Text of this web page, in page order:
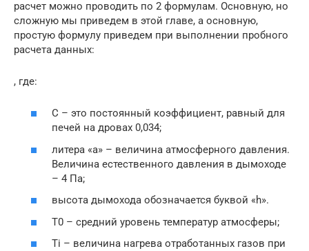
расчет можно проводить по 2 формулам. Основную, но
сложную мы приведем в этой главе, а основную,
простую формулу приведем при выполнении пробного
расчета данных:
, где:
С – это постоянный коэффициент, равный для
печей на дровах 0,034;
литера «а» – величина атмосферного давления.
Величина естественного давления в дымоходе
– 4 Па;
высота дымохода обозначается буквой «h».
Т0 – средний уровень температур атмосферы;
Тi – величина нагрева отработанных газов при